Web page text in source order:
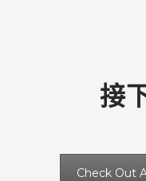
接
Check Out